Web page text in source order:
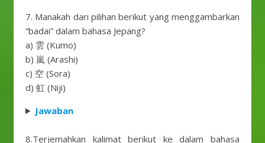
7. Manakah dari pilihan berikut yang menggambarkan
“badai” dalam bahasa Jepang?
a) 雲 (Kumo)
b) 嵐 (Arashi)
c) 空 (Sora)
d) 虹 (Niji)
Jawaban
8.Terjemahkan kalimat berikut ke dalam bahasa